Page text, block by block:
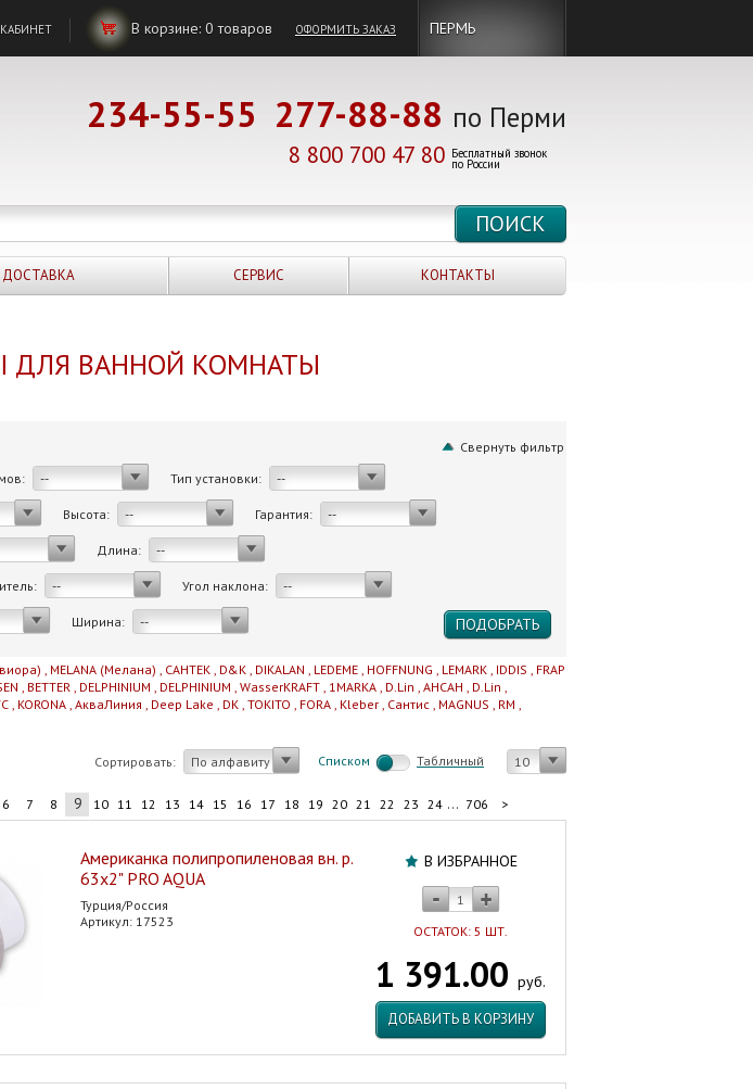
В корзине: 0товаров ОФОРМИТЬ ЗАКАЗ ПЕРМЬ
234-55-55 277-88-88 по Перми
8 800 700 47 80 Бесплатный звонок
по России
СЕРВИС КОНТАКТЫ
ДЛЯ ВАННОЙ КОМНАТЫ
Свернуть фильтр
-- Тип установки: --
Высота: -- Гарантия: --
Длина: --
-- Угол наклона: --
Ширина: --
, MELANA (Мелана) , САНТЕК , D&K , DIKALAN , LEDEME , HOFFNUNG , LEMARK , IDDIS , FRAP
, BETTER , DELPHINIUM , DELPHINIUM , WasserKRAFT , 1MARKA , D.Lin , AHCAH , D.Lin ,
, KORONA , АкваЛиния , Deep Lake , DK , TOKITO , FORA , Kleber , Сантис , MAGNUS , RM ,
Сортировать: По алфавиту Cписком Табличный 10
6 7 8 9 10 11 12 13 14 15 16 17 18 19 20 21 22 23 24 ... 706 >
В ИЗБРАННОЕ
ОСТАТОК: 5 ШТ.
1 391.00 руб.
ДОБАВИТЬ В КОРЗИНУ
Американка полипропиленовая вн. р.
63х2" PRO AQUA
Турция/Россия
Артикул: 17523